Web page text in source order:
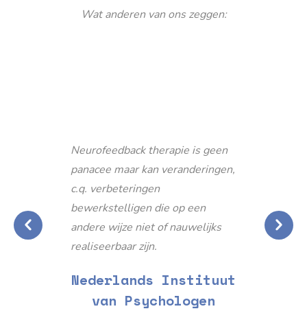
Wat anderen van ons zeggen:
Neurofeedback therapie is geen
panacee maar kan veranderingen,
c.q. verbeteringen
bewerkstelligen die op een
andere wijze niet of nauwelijks
realiseerbaar zijn.
Nederlands Instituut
van Psychologen